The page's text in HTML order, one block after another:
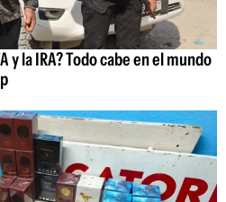
y la IRA? Todo cabe en el mundo